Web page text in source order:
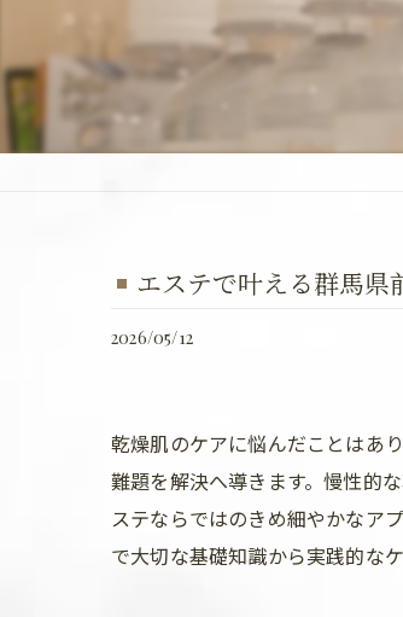
エステで叶える群馬県
2026/05/12
乾燥肌のケアに悩んだことはあ
難題を解決へ導きます。慢性的
ステならではのきめ細やかなア
で大切な基礎知識から実践的な